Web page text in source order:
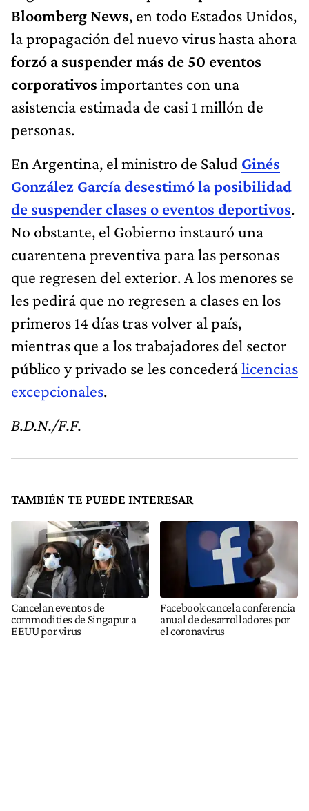
Bloomberg News, en todo Estados Unidos,
la propagación del nuevo virus hasta ahora
forzó a suspender más de 50 eventos
corporativos importantes con una
asistencia estimada de casi 1 millón de
personas.
En Argentina, el ministro de Salud Ginés
González García desestimó la posibilidad
de suspender clases o eventos deportivos.
No obstante, el Gobierno instauró una
cuarentena preventiva para las personas
que regresen del exterior. A los menores se
les pedirá que no regresen a clases en los
primeros 14 días tras volver al país,
mientras que a los trabajadores del sector
público y privado se les concederálicencias
excepcionales.
B.D.N./F.F.
TAMBIÉN TE PUEDE INTERESAR
Cancelan eventos de
commodities de Singapur a
EEUU por virus
Facebook cancela conferencia
anual de desarrolladores por
el coronavirus